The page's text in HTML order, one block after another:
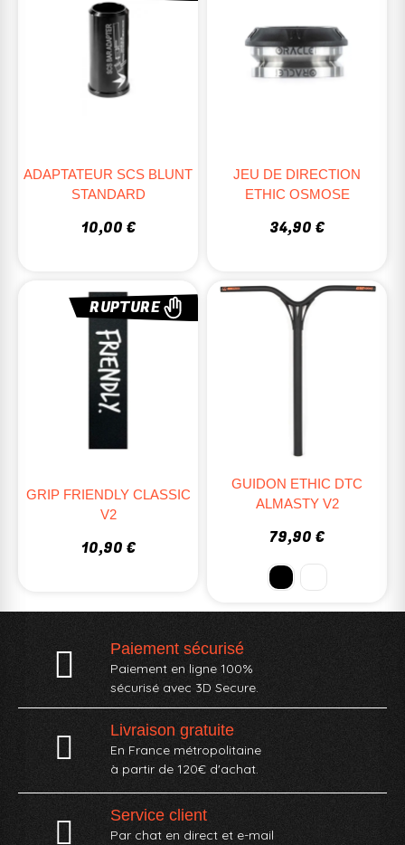
ADAPTATEUR SCS BLUNT
STANDARD
10,00 €
JEU DE DIRECTION
ETHIC OSMOSE
34,90 €
RUPTURE
GRIP FRIENDLY CLASSIC
V2
10,90 €
GUIDON ETHIC DTC
ALMASTY V2
79,90 €
Paiement sécurisé
Paiement en ligne 100%
sécurisé avec 3D Secure.
Livraison gratuite
En France métropolitaine
à partir de 120€ d'achat.
Service client
Par chat en direct et e-mail